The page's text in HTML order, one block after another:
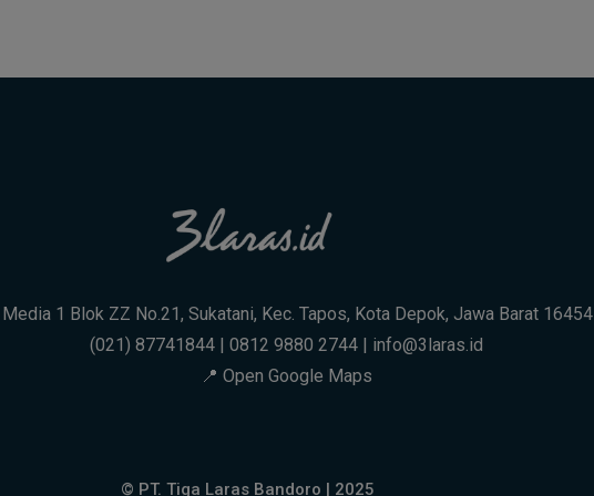
1 Blok ZZ No.21, Sukatani, Kec. Tapos, Kota Depok, Jawa Barat 16454
(021) 87741844 | 0812 9880 2744 | info@3laras.id
📍 Open Google Maps
© PT. Tiga Laras Bandoro | 2025